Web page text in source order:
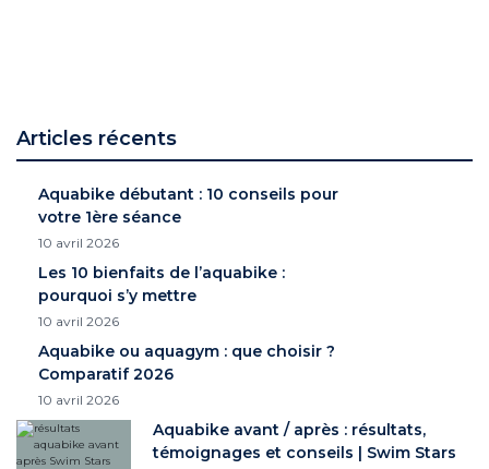
Articles récents
Aquabike débutant : 10 conseils pour
votre 1ère séance
10 avril 2026
Les 10 bienfaits de l’aquabike :
pourquoi s’y mettre
10 avril 2026
Aquabike ou aquagym : que choisir ?
Comparatif 2026
10 avril 2026
Aquabike avant / après : résultats,
témoignages et conseils | Swim Stars